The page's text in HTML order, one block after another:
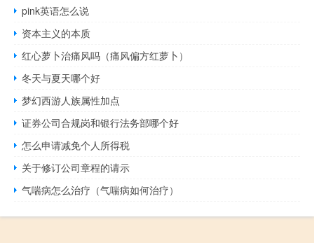
pink英语怎么说
资本主义的本质
红心萝卜治痛风吗（痛风偏方红萝卜）
冬天与夏天哪个好
梦幻西游人族属性加点
证券公司合规岗和银行法务部哪个好
怎么申请减免个人所得税
关于修订公司章程的请示
气喘病怎么治疗（气喘病如何治疗）